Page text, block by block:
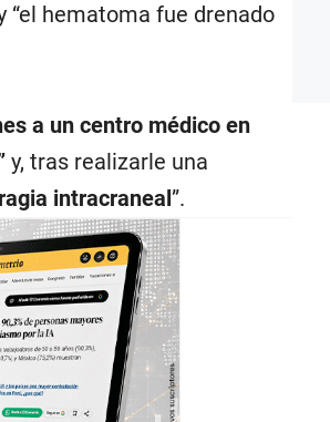
“el hematoma fue drenado
a un centro médico en
y, tras realizarle una
intracraneal”.